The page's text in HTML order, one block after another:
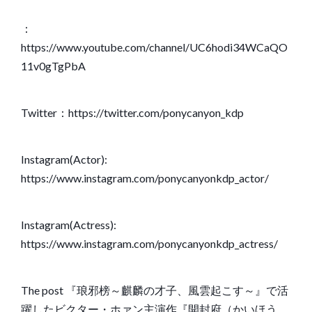
：
https://www.youtube.com/channel/UC6hodi34WCaQO
11v0gTgPbA
Twitter： https://twitter.com/ponycanyon_kdp
Instagram(Actor):
https://www.instagram.com/ponycanyonkdp_actor/
Instagram(Actress):
https://www.instagram.com/ponycanyonkdp_actress/
The post
『琅邪榜～麒麟の才子、風雲起こす～』で活
躍したビクター・ホァン主演作『開封府（かいほう